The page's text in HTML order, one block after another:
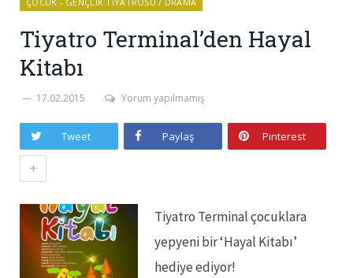
Tiyatro Terminal’den Hayal
Kitabı
17.02.2015 Yorum yapılmamış
Tweet Paylaş Pinterest
+
Tiyatro Terminal çocuklara
yepyeni bir ‘Hayal Kitabı’
hediye ediyor!